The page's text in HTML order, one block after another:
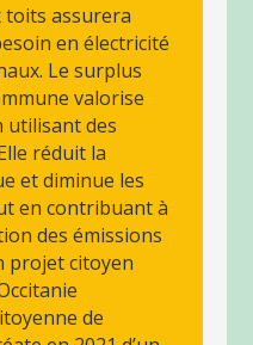
toits assurera
en électricité
Le surplus
valorise
utilisant des
réduit la
et diminue les
en contribuant à
des émissions
projet citoyen
de